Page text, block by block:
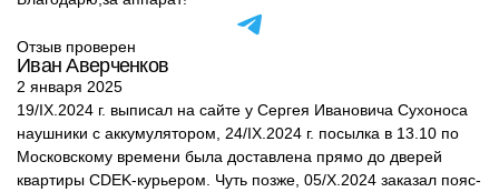
Отзыв проверен
Иван Аверченков
2 января 2025
19/IX.2024 г. выписал на сайте у Сергея Ивановича Сухоноса
наушники с аккумулятором, 24/IX.2024 г. посылка в 13.10 по
Московскому времени была доставлена прямо до дверей
квартиры CDEK-курьером. Чуть позже, 05/X.2024 заказал пояс-